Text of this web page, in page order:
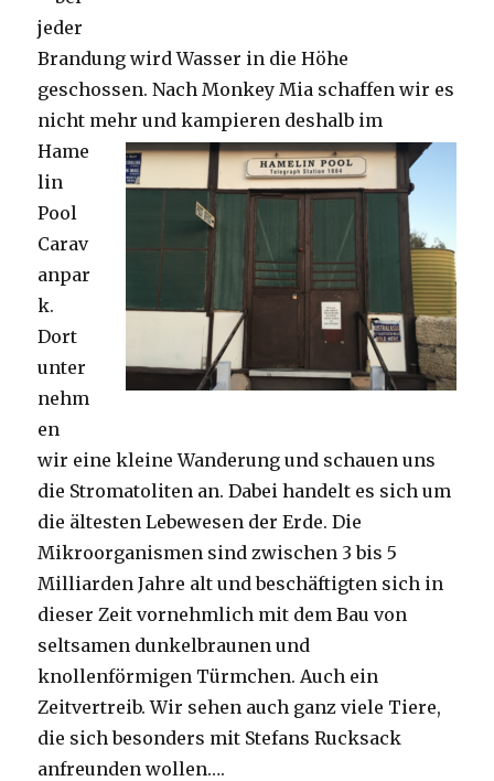
jeder
Brandung wird Wasser in die Höhe
geschossen. Nach Monkey Mia schaffen wir es
nicht mehr und kampieren deshalb im
Hame
lin
Pool
Carav
anpar
k.
Dort
unter
nehm
en
wir eine kleine Wanderung und schauen uns
die Stromatoliten an. Dabei handelt es sich um
die ältesten Lebewesen der Erde. Die
Mikroorganismen sind zwischen 3 bis 5
Milliarden Jahre alt und beschäftigten sich in
dieser Zeit vornehmlich mit dem Bau von
seltsamen dunkelbraunen und
knollenförmigen Türmchen. Auch ein
Zeitvertreib. Wir sehen auch ganz viele Tiere,
die sich besonders mit Stefans Rucksack
anfreunden wollen….